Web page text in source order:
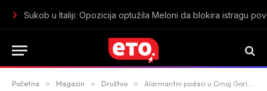
Koje cijene peleta se očekuju pred početak grejne sezone u
Početna » Magazin » Društvo » Alarmantni podaci u Crnoj Gori: Trafike i kafići bez cenzure prodaju djeci alkohol, vajpove i nikotinske vrećice